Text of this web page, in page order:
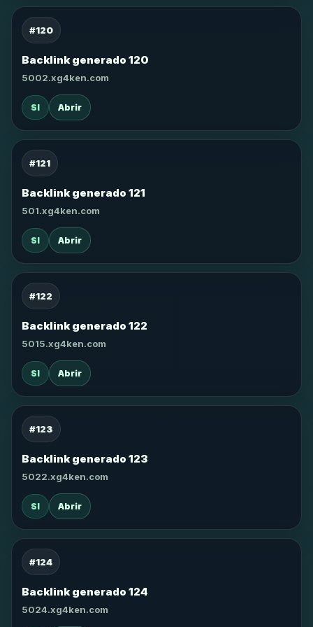
#120
Backlink generado 120
5002.xg4ken.com
SI Abrir
#121
Backlink generado 121
501.xg4ken.com
SI Abrir
#122
Backlink generado 122
5015.xg4ken.com
SI Abrir
#123
Backlink generado 123
5022.xg4ken.com
SI Abrir
#124
Backlink generado 124
5024.xg4ken.com